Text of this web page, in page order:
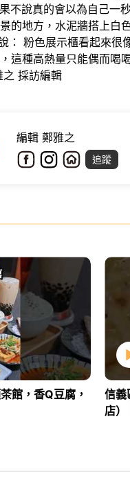
不說真的會以為自己一
的地方，水泥牆搭上白
： 粉色展示櫃看起來很
這種高熱量只能偶而喝
之 採訪編輯
編輯 鄭雅之
追蹤
館，香Q豆腐，
信義
店）